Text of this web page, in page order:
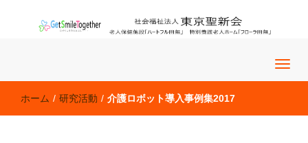
ホーム / 研究活動 / 介護ロボット導入事例集2017